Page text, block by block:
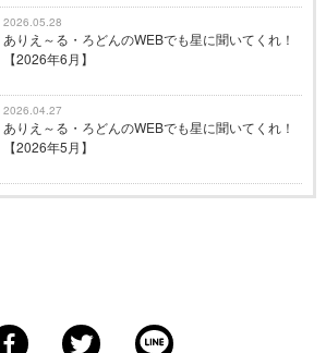
2026.05.28
ありえ～る・ろどんのWEBでも星に聞いてくれ！
【2026年6月】
2026.04.27
ありえ～る・ろどんのWEBでも星に聞いてくれ！
【2026年5月】